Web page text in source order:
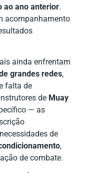
ao ano anterior.
acompanhamento
ainda enfrentam
grandes redes,
falta de
de Muay
— as
de
,
de combate.